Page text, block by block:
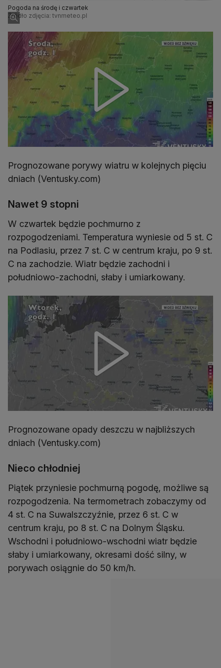
Pogoda na środę i czwartek
Źródło zdjęcia: tvnmeteo.pl
Prognozowane porywy wiatru w kolejnych pięciu
dniach (Ventusky.com)
Nawet 9 stopni
W czwartek będzie pochmurno z
rozpogodzeniami. Temperatura wyniesie od 5 st. C
na Podlasiu, przez 7 st. C w centrum kraju, po 9 st.
C na zachodzie. Wiatr będzie zachodni i
południowo-zachodni, słaby i umiarkowany.
Prognozowane opady deszczu w najbliższych
dniach (Ventusky.com)
Nieco chłodniej
Piątek przyniesie pochmurną pogodę, możliwe są
rozpogodzenia. Na termometrach zobaczymy od
4 st. C na Suwalszczyźnie, przez 6 st. C w
centrum kraju, po 8 st. C na Dolnym Śląsku.
Wschodni i południowo-wschodni wiatr będzie
słaby i umiarkowany, okresami dość silny, w
porywach osiągnie do 50 km/h.